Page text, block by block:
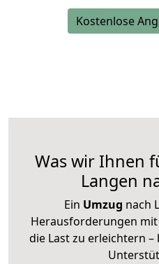
Kostenlose
Was wir Ihnen
Langen
Ein Umzug nach
Herausforderungen
die Last zu erleichtern